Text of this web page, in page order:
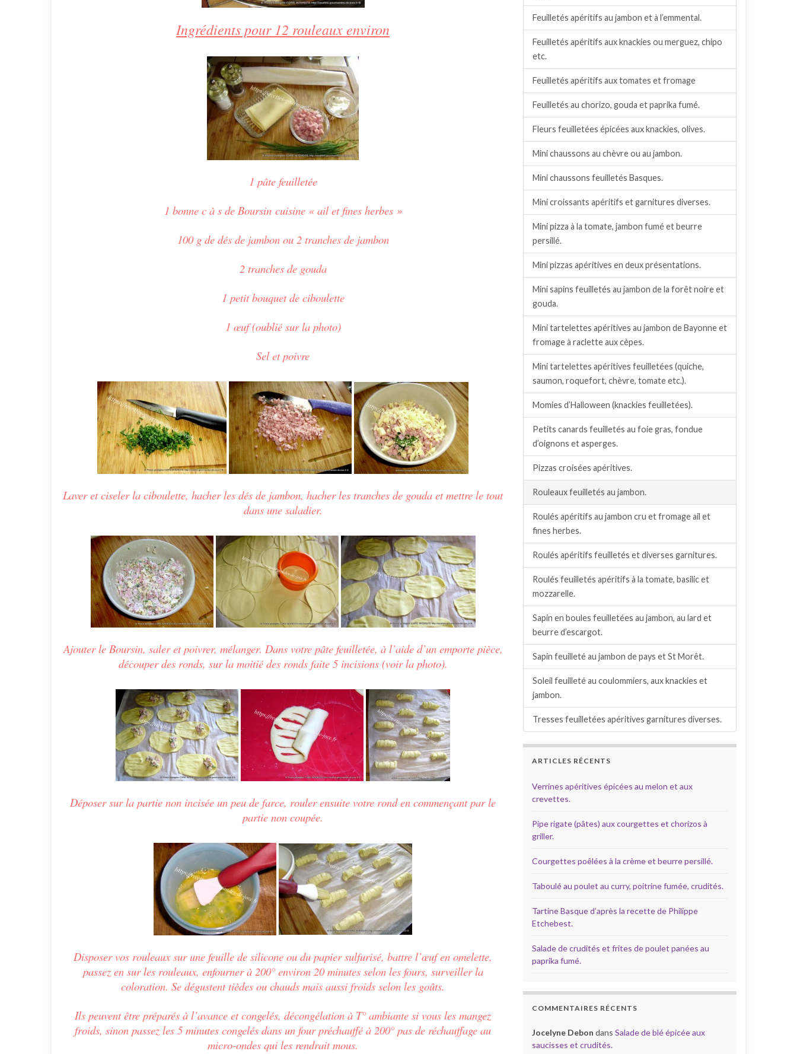
Ingrédients pour 12 rouleaux environ
1 pâte feuilletée
1 bonne c à s de Boursincuisine « ail et fines herbes »
100 g de dés de jambon ou 2 tranches de jambon
2 tranches de gouda
1 petit bouquet de ciboulette
1 œuf (oublié sur la photo)
Sel et poivre
Laver et ciseler la ciboulette, hacher les dés de jambon, hacher les tranches de gouda et mettre le tout
dans une saladier.
Ajouter le Boursin, saler et poivrer, mélanger. Dans votre pâte feuilletée, à l’aide d’un emporte pièce,
découper des ronds, sur la moitié des ronds faite 5 incisions (voir la photo).
Déposer sur la partie non incisée un peu de farce, rouler ensuite votre rond en commençant par le
partie non coupée.
Disposer vos rouleaux sur une feuille de silicone ou du papier sulfurisé, battre l’œufen omelette,
passez en sur les rouleaux, enfourner à 200° environ 20 minutes selon les fours, surveiller la
coloration. Se dégustent tièdes ou chauds mais aussi froids selon les goûts.
Ils peuvent être préparés à l’avance et congelés, décongélation à T° ambiante si vous les mangez
froids, sinon passez les 5 minutes congelés dans un four préchauffé à 200° pas de réchauffage au
micro-ondes qui les rendrait mous.
Feuilletés apéritifs au jambon et à l’emmental.
Feuilletés apéritifs aux knackies ou merguez, chipo
etc.
Feuilletés apéritifs aux tomates et fromage
Feuilletés au chorizo, gouda et paprika fumé.
Fleurs feuilletées épicées aux knackies, olives.
Mini chaussons au chèvre ou au jambon.
Mini chaussons feuilletés Basques.
Mini croissants apéritifs et garnitures diverses.
Mini pizza à la tomate, jambon fumé et beurre
persillé.
Mini pizzas apéritives en deux présentations.
Mini sapins feuilletés au jambon de la forêt noire et
gouda.
Mini tartelettes apéritives au jambon de Bayonne et
fromage à raclette aux cèpes.
Mini tartelettes apéritives feuilletées (quiche,
saumon, roquefort, chèvre, tomate etc.).
Momies d’Halloween (knackies feuilletées).
Petits canards feuilletés au foie gras, fondue
d’oignons et asperges.
Pizzas croisées apéritives.
Rouleaux feuilletés au jambon.
Roulés apéritifs au jambon cru et fromage ail et
fines herbes.
Roulés apéritifs feuilletés et diverses garnitures.
Roulés feuilletés apéritifs à la tomate, basilic et
mozzarelle.
Sapin en boules feuilletées au jambon, au lard et
beurre d’escargot.
Sapin feuilleté au jambon de pays et St Morêt.
Soleil feuilleté au coulommiers, aux knackies et
jambon.
Tresses feuilletées apéritives garnitures diverses.
ARTICLES RÉCENTS
Verrines apéritives épicées au melon et aux
crevettes.
Pipe rigate (pâtes) aux courgettes et chorizos à
griller.
Courgettes poêlées à la crème et beurre persillé.
Taboulé au poulet au curry, poitrine fumée, crudités.
Tartine Basque d’après la recette de Philippe
Etchebest.
Salade de crudités et frites de poulet panées au
paprika fumé.
COMMENTAIRES RÉCENTS
Jocelyne Debon dans Salade de blé épicée aux
saucisses et crudités.